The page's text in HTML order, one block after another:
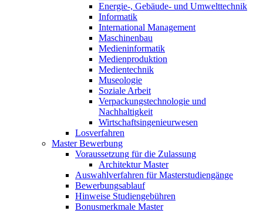
Energie-, Gebäude- und Umwelttechnik
Informatik
International Management
Maschinenbau
Medieninformatik
Medienproduktion
Medientechnik
Museologie
Soziale Arbeit
Verpackungstechnologie und
Nachhaltigkeit
Wirtschaftsingenieurwesen
Losverfahren
Master Bewerbung
Voraussetzung für die Zulassung
Architektur Master
Auswahlverfahren für Masterstudiengänge
Bewerbungsablauf
Hinweise Studiengebühren
Bonusmerkmale Master